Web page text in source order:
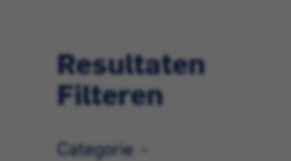
Resultaten
Filteren
Categorie